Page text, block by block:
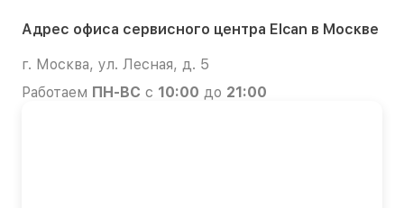
Адрес офиса сервисного центра Elcan в Москве
г. Москва, ул. Лесная, д. 5
Работаем ПН-ВС с 10:00 до 21:00